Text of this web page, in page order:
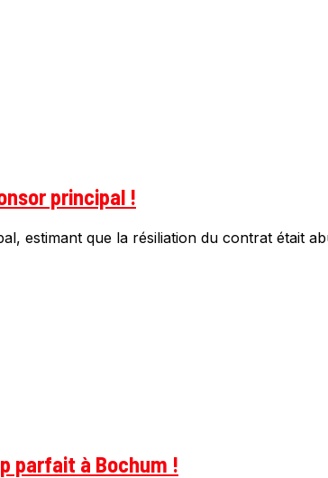
principal !
estimant que la résiliation du contrat était
parfait à Bochum !